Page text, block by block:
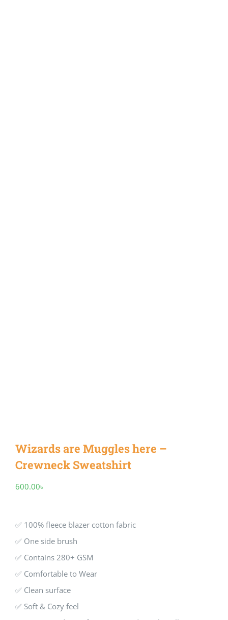
Wizards are Muggles here –
Crewneck Sweatshirt
600.00৳
✅ 100% fleece blazer cotton fabric
✅ One side brush
✅ Contains 280+ GSM
✅ Comfortable to Wear
✅ Clean surface
✅ Soft & Cozy feel